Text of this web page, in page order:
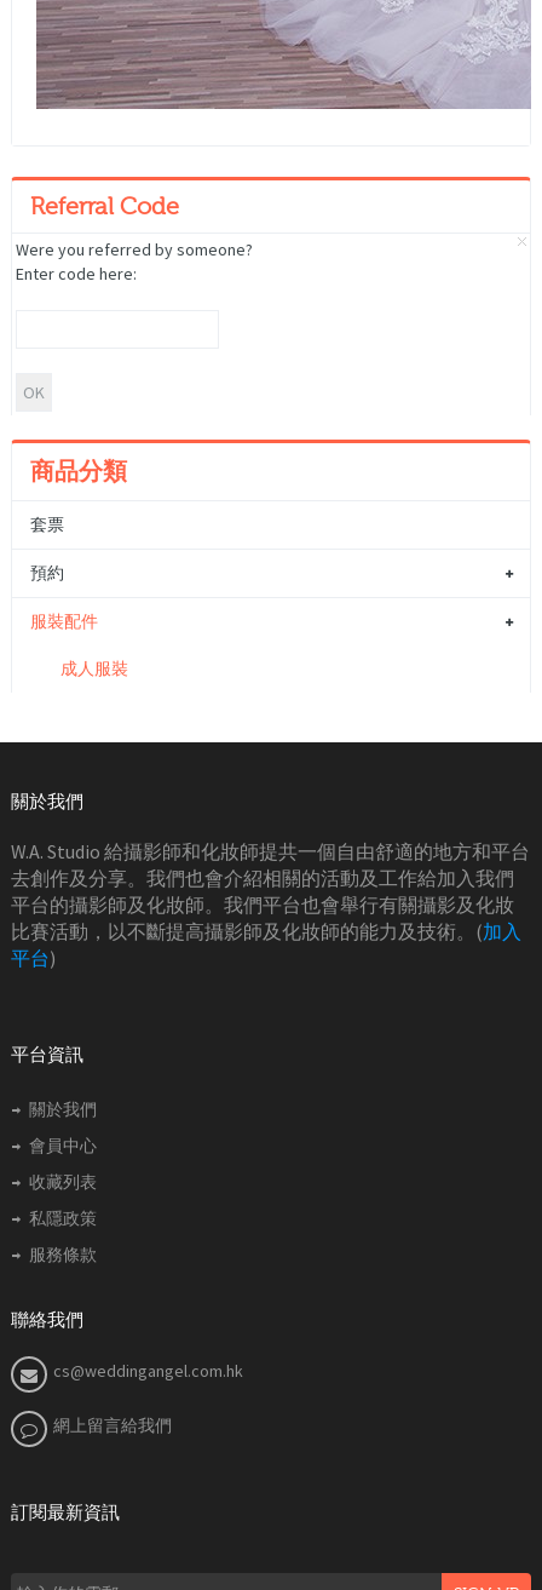
Referral Code
Were you referred by someone?
Enter code here:
商品分類
套票
預約
服裝配件
成人服裝
關於我們
W.A. Studio 給攝影師和化妝師提共一個自由舒適的地方和平台
去創作及分享。我們也會介紹相關的活動及工作給加入我們
平台的攝影師及化妝師。我們平台也會舉行有關攝影及化妝
比賽活動，以不斷提高攝影師及化妝師的能力及技術。(加入
平台)
平台資訊
關於我們
會員中心
收藏列表
私隱政策
服務條款
聯絡我們
cs@weddingangel.com.hk
網上留言給我們
訂閱最新資訊